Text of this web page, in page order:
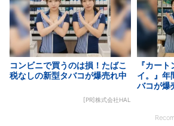
コンビニで買うのは損！たばこ
税なしの新型タバコが爆売れ中
[PR]株式会社HAL
『カー
イ。』年
バコが爆